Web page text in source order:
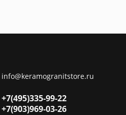
info@keramogranitstore.ru
+7(495)335-99-22
+7(903)969-03-26